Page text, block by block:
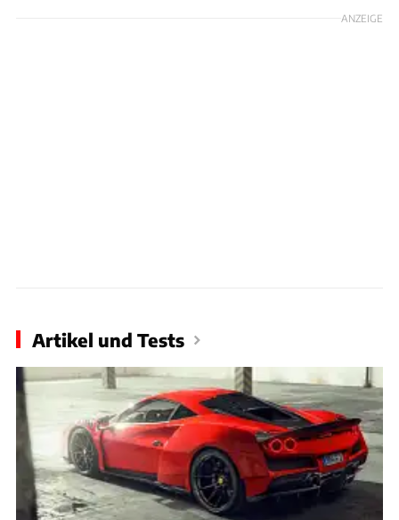
ANZEIGE
Artikel und Tests